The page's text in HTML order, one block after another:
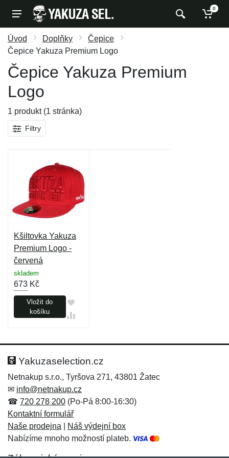
0
Úvod Doplňky
Čepice
Čepice Yakuza Premium Logo
Čepice Yakuza Premium
Logo
1 produkt (1 stránka)
Filtry
Kšiltovka Yakuza
Premium Logo -
červená
skladem
673 Kč
Vložit do
košíku
Yakuzaselection.cz
Netnakup s.r.o., Tyršova 271, 43801 Žatec
✉ info@netnakup.cz
☎ 720 278 200 (Po-Pá 8:00-16:30)
Kontaktní formulář
Naše prodejna
Náš výdejní box
Nabízíme mnoho možností plateb.